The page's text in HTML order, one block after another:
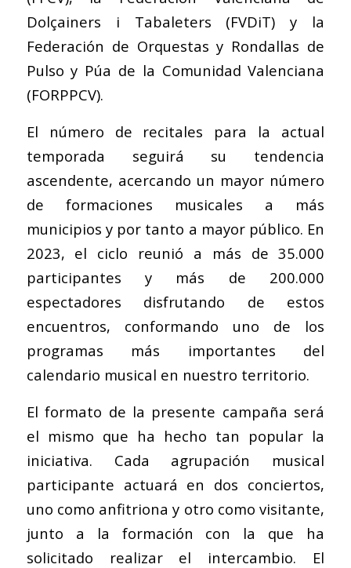
Dolçainers i Tabaleters (FVDiT) y la
Federación de Orquestas y Rondallas de
Pulso y Púa de la Comunidad Valenciana
(FORPPCV).
El número de recitales para la actual
temporada seguirá su tendencia
ascendente, acercando un mayor número
de formaciones musicales a más
municipios y por tanto a mayor público. En
2023, el ciclo reunió a más de 35.000
participantes y más de 200.000
espectadores disfrutando de estos
encuentros, conformando uno de los
programas más importantes del
calendario musical en nuestro territorio.
El formato de la presente campaña será
el mismo que ha hecho tan popular la
iniciativa. Cada agrupación musical
participante actuará en dos conciertos,
uno como anfitriona y otro como visitante,
junto a la formación con la que ha
solicitado realizar el intercambio. El